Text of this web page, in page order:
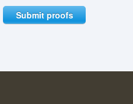
Submit proofs